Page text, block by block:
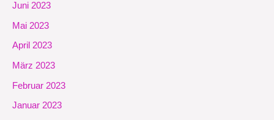
Juni 2023
Mai 2023
April 2023
März 2023
Februar 2023
Januar 2023